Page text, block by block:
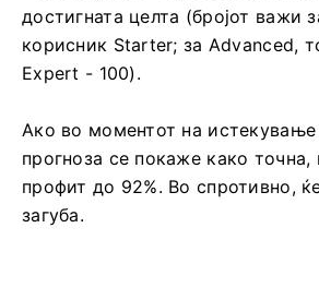
достигната целта (бројот важи
корисник Starter; за Advanced,
Expert - 100).
Ако во моментот на
прогноза се покаже како точна,
профит до 92%. Во спротивно,
загуба.